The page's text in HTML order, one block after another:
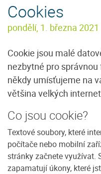
Cookies
pondělí, 1. března 2021
Cookie jsou malé
nezbytné pro
někdy umísťujeme na
většina velkých
Co jsou cookie?
Textové soubory, které
počítače nebo mobilní
stránky začnete využívat.
zapamatují úkony, které